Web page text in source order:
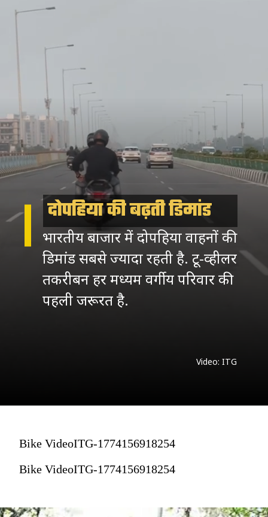
दोपहिया की बढ़ती डिमांड
भारतीय बाजार में दोपहिया वाहनों की
डिमांड सबसे ज्यादा रहती है. टू-व्हीलर
तकरीबन हर मध्यम वर्गीय परिवार की
Video: ITG
Bike VideoITG-1774156918254
Bike VideoITG-1774156918254